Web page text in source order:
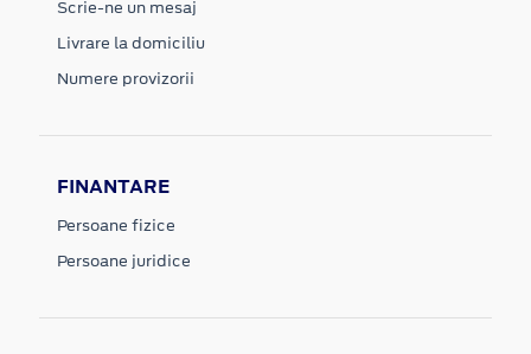
Scrie-ne un mesaj
Livrare la domiciliu
Numere provizorii
FINANTARE
Persoane fizice
Persoane juridice